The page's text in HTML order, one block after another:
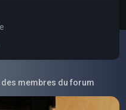
membres du forum